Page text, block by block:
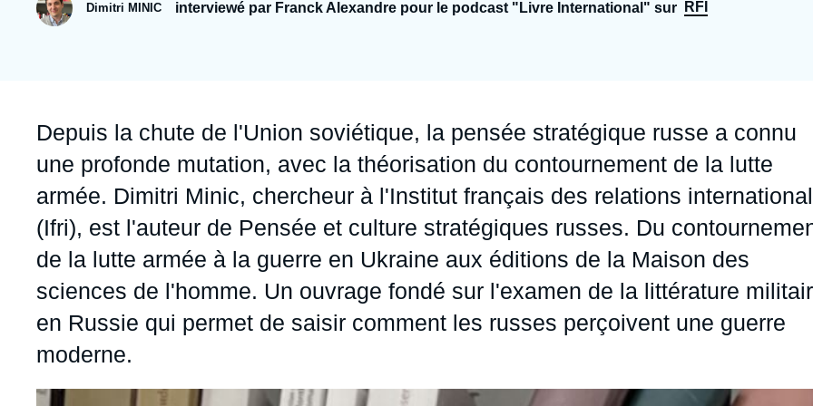
Partenariats et réseaux
Intelligence artificielle
Jeudi 17 septembre 2026 17:30
Dimitri MINIC interviewé par Franck Alexandre pour le podcast "Livre International" sur RFI
Accroche
Depuis la chute de l'Union soviétique, la pensée stratégique russe a connu
une profonde mutation, avec la théorisation du contournement de la lutte
armée. Dimitri Minic, chercheur à l'Institut français des relations
(Ifri), est l'auteur de Pensée et culture stratégiques russes. Du
de la lutte armée à la guerre en Ukraine aux éditions de la Maison des
sciences de l'homme. Un ouvrage fondé sur l'examen de la littérature
en Russie qui permet de saisir comment les russes perçoivent une guerre
moderne.
Image